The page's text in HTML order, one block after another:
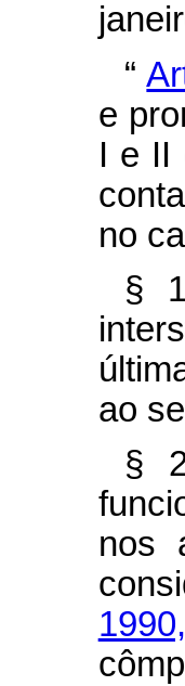
“
e
I e II
no
§
ao
§
nos
1990,